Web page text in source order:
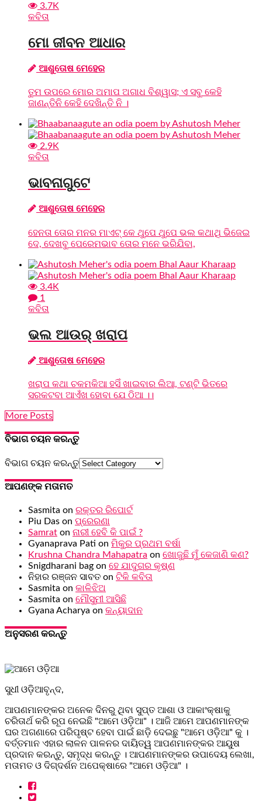
3.7K
କବିତା
ମୋ ଜୀବନ ଆଧାର
ଆଶୁତୋଷ ମେହେର
ତୁମ ଉପରେ ମୋର ଅମାପ ଅଗାଧ ବିଶ୍ୱାସ; ଏ ସବୁ କେହି
ଜାଣନ୍ତିନି କେହି ଦେଖିନ୍ତି ନି ।
2.9K
କବିତା
ଭାବନାଗୁଟେ
ଆଶୁତୋଷ ମେହେର
ହେନତା ତୋର ମନର ମାଏଟ୍ କେ ଥୁପେ ଥୁପେ ଭଲ କଥାଥି ଭିଜେଇ
ଦେ, ଦେଖବୁ ପେରେମଭାବ ତୋର ମନେ ଭରିଯିବା,
3.4K
1
କବିତା
ଭଲ ଆଉର୍ ଖରାପ
ଆଶୁତୋଷ ମେହେର
ଖରାପ କଥା ଚକମକିଆ ହସିଁ ଖାଇବାର ଲିଆ, ଟଣ୍ଟି ଭିତରେ
ସରକଟବା ଆଏଁଖ ହୋବା ଯେ ଠିଆ ।।
More Posts
ବିଭାଗ ଚୟନ କରନ୍ତୁ
ବିଭାଗ ଚୟନ କରନ୍ତୁ
ଆପଣଙ୍କ ମତାମତ
Sasmita on ରକ୍ତର ରିପୋର୍ଟ
Piu Das on ପ୍ରେରଣା
Samrat on ନାରୀ ହେବି କି ପାଇଁ ?
Gyanaprava Pati on ମିକୁର ପ୍ରଥମ ବର୍ଷା
Krushna Chandra Mahapatra on ଖୋଜୁଛି ମୁଁ କେଜାଣି କଣ?
Snigdharani bag on ହେ ଯାଦୁଗର କୃଷ୍ଣ
ନିହାର ରଞ୍ଜନ ସାବତ on ଟିକି କବିତା
Sasmita on କାଳିଝିଅ
Sasmita on ମୌସୁମୀ ଆସିଛି
Gyana Acharya on କନ୍ୟାଦାନ
ଅନୁସରଣ କରନ୍ତୁ
ସୁଧୀ ଓଡ଼ିଆବୃନ୍ଦ,
ଆପଣମାନଙ୍କର ଅନେକ ଦିନରୁ ଥିବା ସୁପ୍ତ ଆଶା ଓ ଆକାଂକ୍ଷାକୁ
ଚରିତାର୍ଥ କରି ରୂପ ନେଇଛି "ଆମେ ଓଡ଼ିଆ" । ଆଜି ଆମେ ଆପଣମାନଙ୍କ
ଘର ଅଗଣାରେ ପରିପୃଷ୍ଟ ହେବା ପାଇଁ ଛାଡ଼ି ଦେଇଛୁ "ଆମେ ଓଡ଼ିଆ" କୁ ।
ବର୍ତ୍ତମାନ ଏହାର ଲାଳନ ପାଳନର ଦାୟିତ୍ୱ ଆପଣମାନଙ୍କର ଆୟୁଷ
ପ୍ରଦାନ କରନ୍ତୁ, ସମୃଦ୍ଧ କରନ୍ତୁ । ଆପଣମାନଙ୍କର ଉପାଦେୟ ଲେଖା,
ମତାମତ ଓ ଦିଗ୍ଦର୍ଶନ ଅପେକ୍ଷାରେ "ଆମେ ଓଡ଼ିଆ" ।